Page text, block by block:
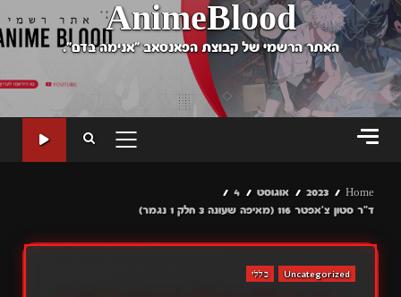
AnimeBlood
האתר הרשמי של קבוצת הפאנסאב "אנימה בדם".
PRIMARY
Home
2023 אוגוסט
4
ד"ר סטון צ'אפטר 116 (מאיפה שעונה 3 חלק 1 נגמר)
Uncategorized כללי